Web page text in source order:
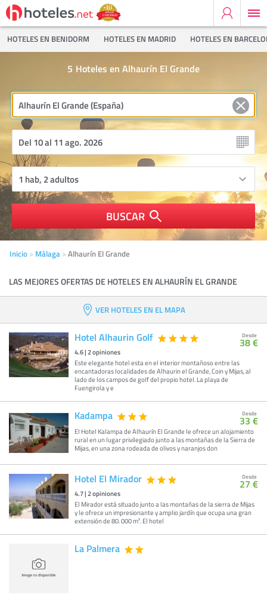
HOTELES EN BENIDORM HOTELES EN MADRID HOTELES EN
Hoteles en Alhaurín El Grande
5
BUSCAR
Inicio Málaga Alhaurín El Grande
LAS MEJORES OFERTAS DE HOTELES EN ALHAURÍN EL GRANDE
VER HOTELES EN EL MAPA
Hotel Alhaurin Golf
4.6|2opiniones
Este elegante hotel esta en el interior montañoso entre las
encantadoras localidades de Alhaurin el Grande, Coin y Mijas, al
lado de los campos de golf del propio hotel. La playa de
Fuengirola y e
Desde
38 €
Kadampa
El Hotel Kalampa de Alhaurín El Grande le ofrece un alojamiento
rural en un lugar privilegiado junto a las montañas de la Sierra de
Mijas, en una zona rodeada de olivos y naranjos don
Desde
33 €
Hotel El Mirador
4.7|2opiniones
El Mirador está situado junto a las montañas de la sierra de Mijas
y le ofrece un impresionante y amplio jardín que ocupa una gran
extensión de 80. 000 m². El hotel
Desde
27 €
La Palmera